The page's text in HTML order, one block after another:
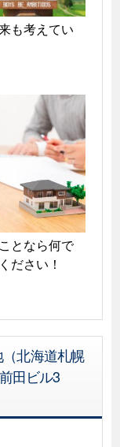
も考えてい
となら何で
ださい！
北海道札幌
田ビル3